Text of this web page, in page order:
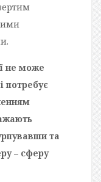
не може
потребує
та
– сферу